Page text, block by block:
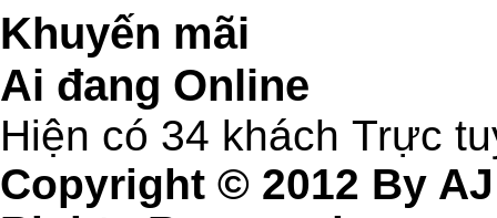
Khuyến mãi
Ai đang Online
Hiện có 34 khách Trực
Copyright © 2012 By